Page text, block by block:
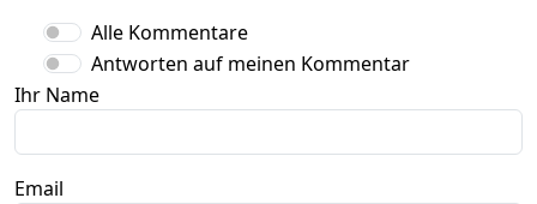
Alle Kommentare
Antworten auf meinen Kommentar
Ihr Name
Email